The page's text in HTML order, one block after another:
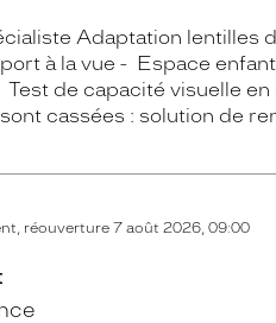
Adaptation lentilles
à la vue Espace
Test de capacité visuelle
cassées : solution de
réouverture 7 août 2026, 09:00